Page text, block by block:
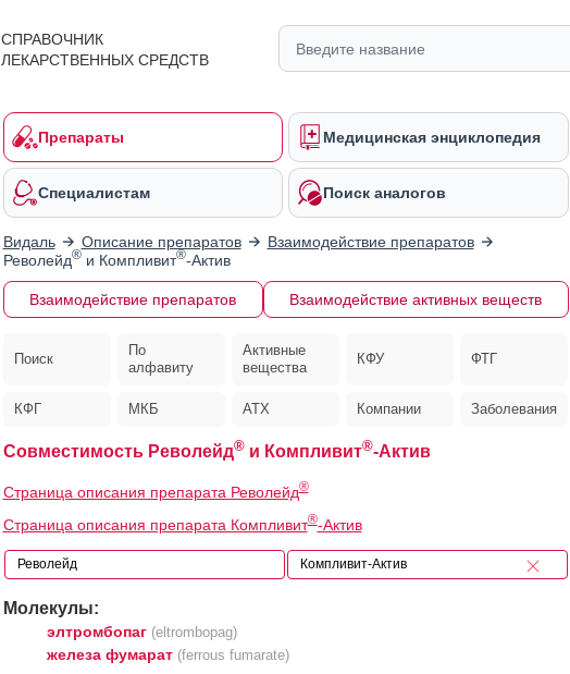
СПРАВОЧНИК
ЛЕКАРСТВЕННЫХ СРЕДСТВ
Препараты Медицинская энциклопедия
Специалистам Поиск аналогов
Видаль Описание препаратов
Взаимодействие препаратов
Револейд®и Компливит®-Актив
Взаимодействие препаратов Взаимодействие активных веществ
Поиск
По
алфавиту
Активные
вещества
КФУ ФТГ
КФГ МКБ АТХ Компании Заболевания
Совместимость Револейд®и Компливит®-Актив
Страница описания препарата Револейд®
Страница описания препарата Компливит®-Актив
Молекулы:
элтромбопаг (eltrombopag)
железа фумарат (ferrous fumarate)